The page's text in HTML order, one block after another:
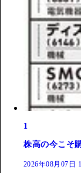
1
株高の今こそ
2026年08月07日